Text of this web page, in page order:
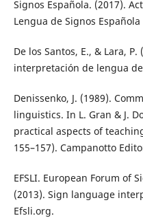
Signos Española. (2017).
Lengua de Signos Española
De los Santos, E., & Lara,
interpretación de lengua de
Denissenko, J. (1989).
linguistics. In L. Gran & J.
practical aspects of
155–157). Campanotto
EFSLI. European Forum of
(2013). Sign language
Efsli.org.